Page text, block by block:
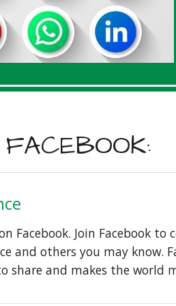
Facebook. Join Facebook to
and others you may know.
share and makes the world